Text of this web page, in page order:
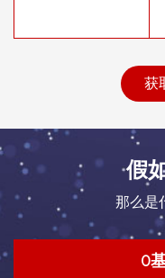
获
假
那么是
0